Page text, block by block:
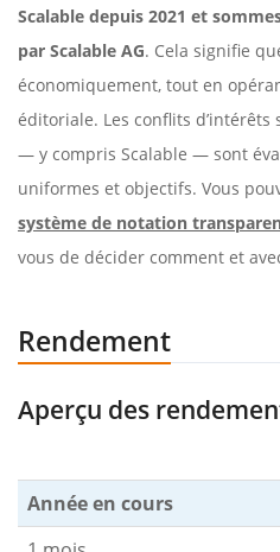
Scalable depuis 2021 et
par Scalable AG. Cela signifie
économiquement, tout en
éditoriale. Les conflits
— y compris Scalable — sont
uniformes et objectifs. Vous
système de notation
vous de décider comment et
Rendement
Aperçu des
Année en cours